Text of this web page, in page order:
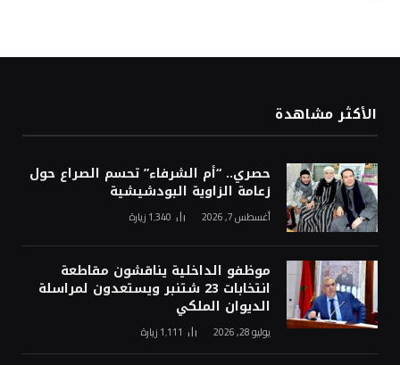
الأكثر مشاهدة
حصري.. “أم الشرفاء” تحسم الصراع حول
زعامة الزاوية البودشيشية
أغسطس 7, 2026 1٬340 زيارة
موظفو الداخلية يناقشون مقاطعة
انتخابات 23 شتنبر ويستعدون لمراسلة
الديوان الملكي
يوليو 28, 2026 1٬111 زيارة